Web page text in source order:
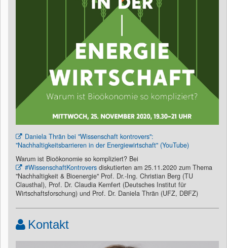
Daniela Thrän bei "Wissenschaft kontrovers":
"Nachhaltigkeitsbarrieren in der Energiewirtschaft" (YouTube)
Warum ist Bioökonomie so kompliziert? Bei
#WissenschaftKontrovers diskutierten am 25.11.2020 zum Thema
"Nachhaltigkeit & Bioenergie" Prof. Dr.-Ing. Christian Berg (TU
Clausthal), Prof. Dr. Claudia Kemfert (Deutsches Institut für
Wirtschaftsforschung) und Prof. Dr. Daniela Thrän (UFZ, DBFZ)
Kontakt